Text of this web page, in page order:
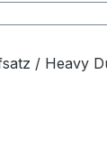
unbedingt